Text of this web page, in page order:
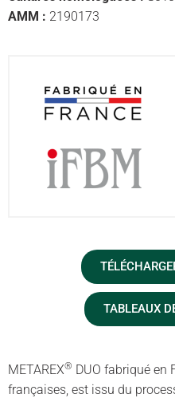
AMM : 2190173
TABLEAUX
METAREX® DUO fabriqué en
françaises, est issu du